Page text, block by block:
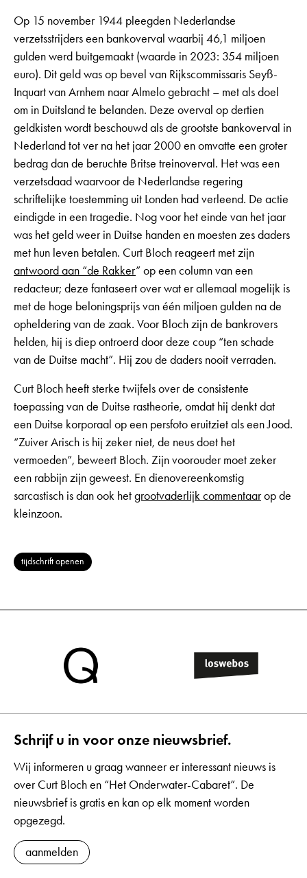
Op 15 november 1944 pleegden Nederlandse
verzetsstrijders een bankoverval waarbij 46,1 miljoen
gulden werd buitgemaakt (waarde in 2023: 354 miljoen
euro). Dit geld was op bevel van Rijkscommissaris Seyß-
Inquart van Arnhem naar Almelo gebracht – met als doel
om in Duitsland te belanden. Deze overval op dertien
geldkisten wordt beschouwd als de grootste bankoverval in
Nederland tot ver na het jaar 2000 en omvatte een groter
bedrag dan de beruchte Britse treinoverval. Het was een
verzetsdaad waarvoor de Nederlandse regering
schriftelijke toestemming uit Londen had verleend. De actie
eindigde in een tragedie. Nog voor het einde van het jaar
was het geld weer in Duitse handen en moesten zes daders
met hun leven betalen. Curt Bloch reageert met zijn
antwoord aan “de Rakker” op een column van een
redacteur; deze fantaseert over wat er allemaal mogelijk is
met de hoge beloningsprijs van één miljoen gulden na de
opheldering van de zaak. Voor Bloch zijn de bankrovers
helden, hij is diep ontroerd door deze coup “ten schade
van de Duitse macht”. Hij zou de daders nooit verraden.
Curt Bloch heeft sterke twijfels over de consistente
toepassing van de Duitse rastheorie, omdat hij denkt dat
een Duitse korporaal op een persfoto eruitziet als een Jood.
“Zuiver Arisch is hij zeker niet, de neus doet het
vermoeden”, beweert Bloch. Zijn voorouder moet zeker
een rabbijn zijn geweest. En dienovereenkomstig
sarcastisch is dan ook hetgrootvaderlijk commentaarop de
kleinzoon.
tijdschrift openen
Schrijf u in voor onze nieuwsbrief.
Wij informeren u graag wanneer er interessant nieuws is
over Curt Bloch en “Het Onderwater-Cabaret”. De
nieuwsbrief is gratis en kan op elk moment worden
opgezegd.
aanmelden